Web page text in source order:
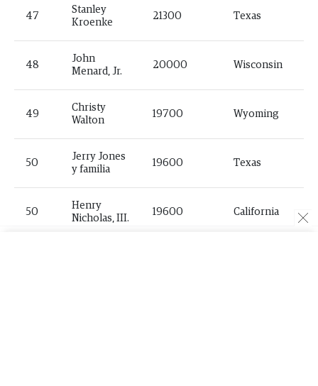
47
Stanley
Kroenke
21300 Texas
48
John
Menard, Jr.
20000 Wisconsin
49
Christy
Walton
19700 Wyoming
50
Jerry Jones
y familia
19600 Texas
50
Henry
Nicholas, III.
19600 California